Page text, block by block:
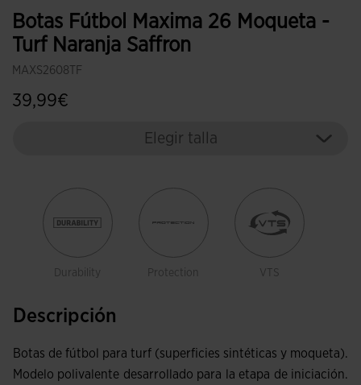
Botas Fútbol Maxima 26 Moqueta -
Turf Naranja Saffron
MAXS2608TF
39,99€
Elegir talla
Durability Protection VTS
Descripción
Botas de fútbol para turf (superficies sintéticas y moqueta).
Modelo polivalente desarrollado para la etapa de iniciación.